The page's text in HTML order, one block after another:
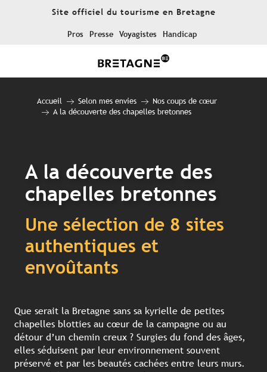
Site officiel du tourisme en Bretagne
Pros Presse Voyagistes Handicap
Accueil Selon mes envies
Nos coups de cœur
A la découverte des chapelles bretonnes
A la découverte des
chapelles bretonnes
Une sélection de 8 sites
authentiques et
envoûtants
Que serait la Bretagne sans sa kyrielle de petites
chapelles blotties au cœur de la campagne ou au
détour d’un chemin creux ? Surgies du fond des âges,
elles séduisent par leur environnement souvent
préservé et par les beautés cachées entre leurs murs.